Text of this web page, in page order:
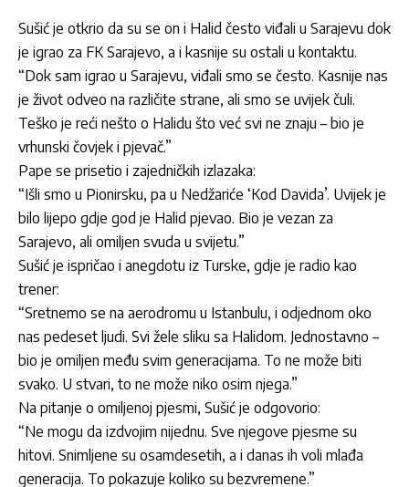
Sušić je otkrio da su se on i Halid često viđali u Sarajevu dok
je igrao za FK Sarajevo, a i kasnije su ostali u kontaktu.
“Dok sam igrao u Sarajevu, viđali smo se često. Kasnije nas
je život odveo na različite strane, ali smo se uvijek čuli.
Teško je reći nešto o Halidu što već svi ne znaju – bio je
vrhunski čovjek i pjevač.”
Pape se prisetio i zajedničkih izlazaka:
“Išli smo u Pionirsku, pa u Nedžariće ‘Kod Davida’. Uvijek je
bilo lijepo gdje god je Halid pjevao. Bio je vezan za
Sarajevo, ali omiljen svuda u svijetu.”
Sušić je ispričao i anegdotu iz Turske, gdje je radio kao
trener:
“Sretnemo se na aerodromu u Istanbulu, i odjednom oko
nas pedeset ljudi. Svi žele sliku sa Halidom. Jednostavno –
bio je omiljen među svim generacijama. To ne može biti
svako. U stvari, to ne može niko osim njega.”
Na pitanje o omiljenoj pjesmi, Sušić je odgovorio:
“Ne mogu da izdvojim nijednu. Sve njegove pjesme su
hitovi. Snimljene su osamdesetih, a i danas ih voli mlađa
generacija. To pokazuje koliko su bezvremene.”